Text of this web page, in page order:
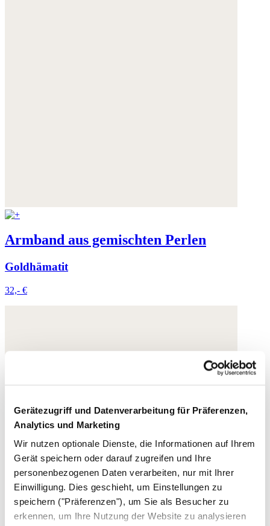
Gerätezugriff und Datenverarbeitung für Präferenzen,
Analytics und Marketing
Wir nutzen optionale Dienste, die Informationen auf Ihrem
Gerät speichern oder darauf zugreifen und Ihre
personenbezogenen Daten verarbeiten, nur mit Ihrer
Einwilligung. Dies geschieht, um Einstellungen zu
speichern ("Präferenzen"), um Sie als Besucher zu
erkennen, um Ihre Nutzung der Website zu analysieren
Armband aus gemischten Perlen
Goldhämatit
32,- €